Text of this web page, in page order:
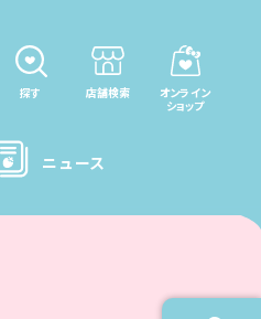
探す 店舗検索
オンライン
ショップ
ニュース